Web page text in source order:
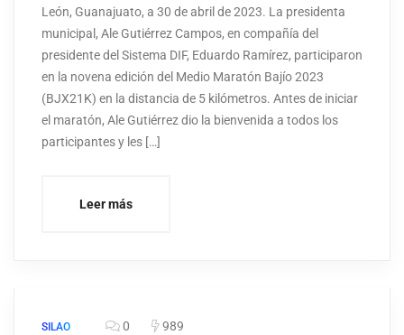
León, Guanajuato, a 30 de abril de 2023. La presidenta
municipal, Ale Gutiérrez Campos, en compañía del
presidente del Sistema DIF, Eduardo Ramírez, participaron
en la novena edición del Medio Maratón Bajío 2023
(BJX21K) en la distancia de 5 kilómetros. Antes de iniciar
el maratón, Ale Gutiérrez dio la bienvenida a todos los
participantes y les […]
Leer más
SILAO 0 989